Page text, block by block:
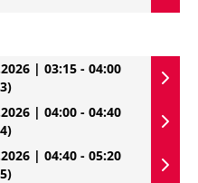
| 03:15 - 04:00
| 04:00 - 04:40
| 04:40 - 05:20